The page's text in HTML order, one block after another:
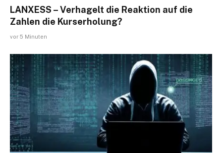
LANXESS – Verhagelt die Reaktion auf die
Zahlen die Kurserholung?
vor 5 Minuten